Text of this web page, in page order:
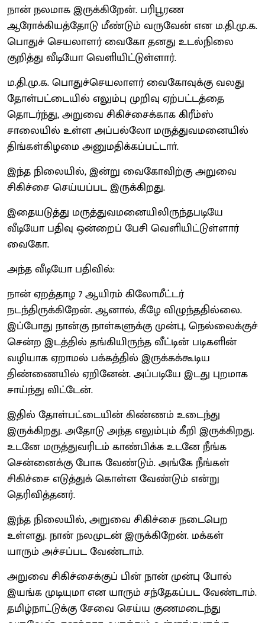
நான் நலமாக இருக்கிறேன். பரிபூரண
ஆரோக்கியத்தோடு மீண்டும் வருவேன் என ம.தி.மு.க.
பொதுச் செயலாளர் வைகோ தனது உடல்நிலை
குறித்து வீடியோ வெளியிட்டுள்ளார்.
ம.தி.மு.க. பொதுச்செயலாளர் வைகோவுக்கு வலது
தோள்பட்டையில் எலும்பு முறிவு ஏற்பட்டத்தை
தொடர்ந்து, அறுவை சிகிச்சைக்காக கிரீம்ஸ்
சாலையில் உள்ள அப்பல்லோ மருத்துவமனையில்
திங்கள்கிழமை அனுமதிக்கப்பட்டாா்.
இந்த நிலையில், இன்று வைகோவிற்கு அறுவை
சிகிச்சை செய்யப்பட இருக்கிறது.
இதையடுத்து மருத்துவமனையிலிருந்தபடியே
வீடியோ பதிவு ஒன்றைப் பேசி வெளியிட்டுள்ளார்
வைகோ.
அந்த வீடியோ பதிவில்:
நான் ஏறத்தாழ 7 ஆயிரம் கிலோமீட்டர்
நடந்திருக்கிறேன். ஆனால், கீழே விழுந்ததில்லை.
இப்போது நான்கு நாள்களுக்கு முன்பு, நெல்லைக்குச்
சென்ற இடத்தில் தங்கியிருந்த வீட்டின் படிகளின்
வழியாக ஏறாமல் பக்கத்தில் இருக்கக்கூடிய
திண்ணையில் ஏறினேன். அப்படியே இடது புறமாக
சாய்ந்து விட்டேன்.
இதில் தோள்பட்டையின் கிண்ணம் உடைந்து
இருக்கிறது. அதோடு அந்த எலும்பும் கீறி இருக்கிறது.
உடனே மருத்துவரிடம் காண்பிக்க உடனே நீங்க
சென்னைக்கு போக வேண்டும். அங்கே நீங்கள்
சிகிச்சை எடுத்துக் கொள்ள வேண்டும் என்று
தெரிவித்தனர்.
இந்த நிலையில், அறுவை சிகிச்சை நடைபெற
உள்ளது. நான் நலமுடன் இருக்கிறேன். மக்கள்
யாரும் அச்சப்பட வேண்டாம்.
அறுவை சிகிச்சைக்குப் பின் நான் முன்பு போல்
இயங்க முடியுமா என யாரும் சந்தேகப்பட வேண்டாம்.
தமிழ்நாட்டுக்கு சேவை செய்ய குணமடைந்து